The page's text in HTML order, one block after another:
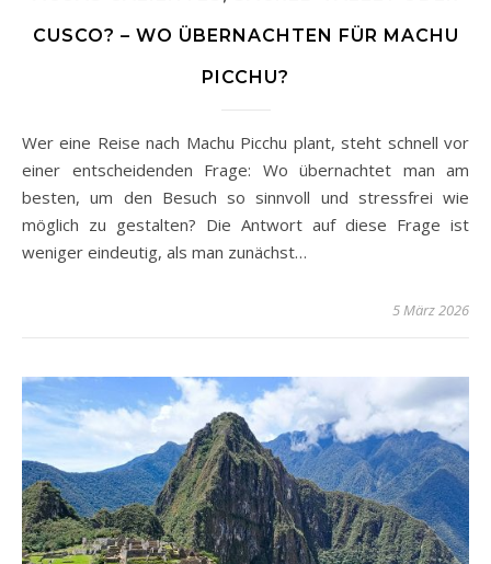
CUSCO? – WO ÜBERNACHTEN FÜR MACHU
PICCHU?
Wer eine Reise nach Machu Picchu plant, steht schnell vor
einer entscheidenden Frage: Wo übernachtet man am
besten, um den Besuch so sinnvoll und stressfrei wie
möglich zu gestalten? Die Antwort auf diese Frage ist
weniger eindeutig, als man zunächst…
5 März 2026